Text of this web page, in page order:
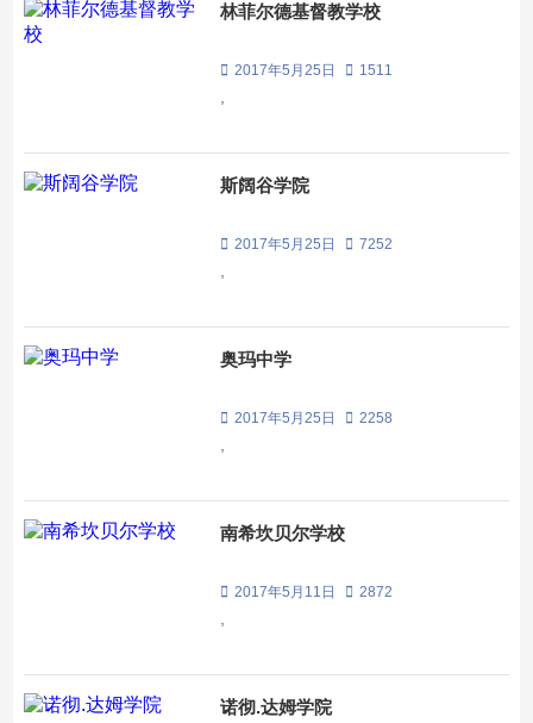
林菲尔德基督教学校
2017年5月25日 1511
斯阔谷学院
2017年5月25日 7252
奥玛中学
2017年5月25日 2258
南希坎贝尔学校
2017年5月11日 2872
诺彻.达姆学院